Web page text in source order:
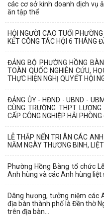
các cơ sở kinh doanh dịch vụ
ăn tập thể
HỘI NGƯỜI CAO TUỔI
KẾT CÔNG TÁC HỘI 6 THÁNG
ĐẢNG BỘ PHƯỜNG HỒNG
TOÀN QUỐC NGHIÊN CỨU,
THỰC HIỆN NGHỊ QUYẾT HỘI
ĐẢNG ỦY - HĐND - UBND -
CÙNG TRƯỜNG THPT
CẤP CÔNG NGHIỆP HẢI PHÒNG
LỄ THẮP NẾN TRI ÂN CÁC
NĂM NGÀY THƯƠNG BINH,
Phường Hồng Bàng tổ chức
Anh hùng và các Anh hùng liệt
Dâng hương, tưởng niệm các
địa bàn thành phố là Đền thờ
trên địa bàn...